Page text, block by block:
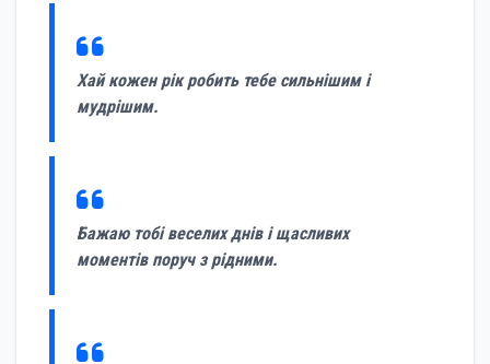
Хай кожен рік робить тебе сильнішим і
мудрішим.
Бажаю тобі веселих днів і щасливих
моментів поруч з рідними.